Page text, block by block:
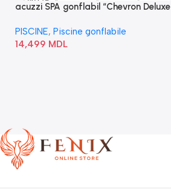
acuzzi SPA gonflabil “Chevron Deluxe
PISCINE, Piscine gonflabile
14,499 MDL